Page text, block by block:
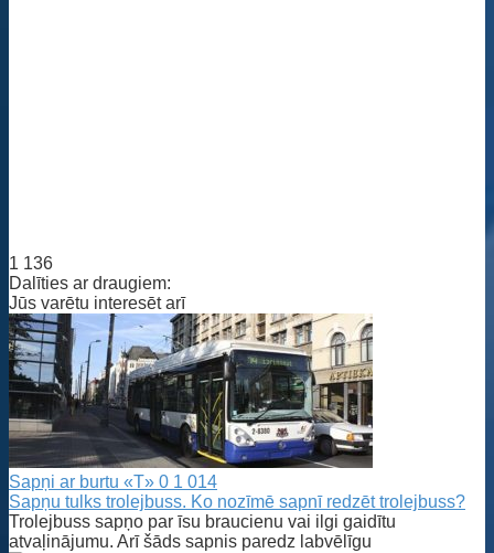
1 136
Dalīties ar draugiem:
Jūs varētu interesēt arī
Sapņi ar burtu «T» 0 1 014
Sapņu tulks trolejbuss. Ko nozīmē sapnī redzēt trolejbuss?
Trolejbuss sapņo par īsu braucienu vai ilgi gaidītu
atvaļinājumu. Arī šāds sapnis paredz labvēlīgu